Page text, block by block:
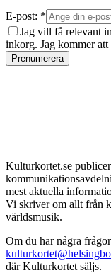
E-post: *
Jag vill få relevant
inkorg. Jag kommer
Prenumerera
Kulturkortet.se
mest aktuella
Vi skriver om allt från
världsmusik.
Om du har några
där Kulturkortet säljs.